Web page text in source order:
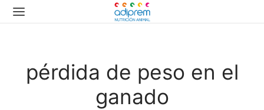
pérdida de peso en el
ganado